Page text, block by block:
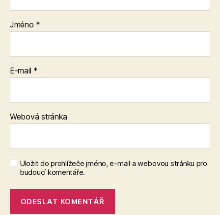
Jméno *
E-mail *
Webová stránka
Uložit do prohlížeče jméno, e-mail a webovou stránku pro
budoucí komentáře.